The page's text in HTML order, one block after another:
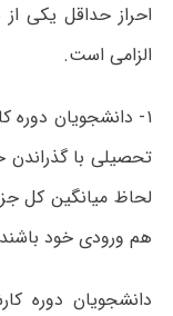
الزامی است.
۱- دانشجویان دوره
لحاظ میانگین کل
هم ورودی خود
دانشجویان دوره